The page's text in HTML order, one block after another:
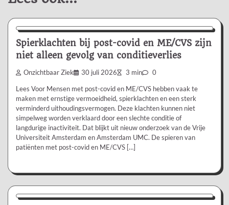
Nieuws/Informatie
Spierklachten bij post-covid en ME/CVS zijn
niet alleen gevolg van conditieverlies
Onzichtbaar Ziek 30 juli 2026 3 min 0
Lees Voor Mensen met post-covid en ME/CVS hebben vaak te
maken met ernstige vermoeidheid, spierklachten en een sterk
verminderd uithoudingsvermogen. Deze klachten kunnen niet
simpelweg worden verklaard door een slechte conditie of
langdurige inactiviteit. Dat blijkt uit nieuw onderzoek van de Vrije
Universiteit Amsterdam en Amsterdam UMC. De spieren van
patiënten met post-covid en ME/CVS […]
Nieuws/Informatie